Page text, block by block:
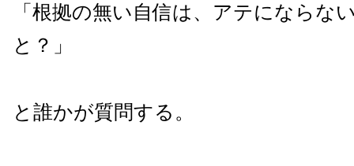
「根拠の無い自信は、アテにならな
と？」
と誰かが質問する。